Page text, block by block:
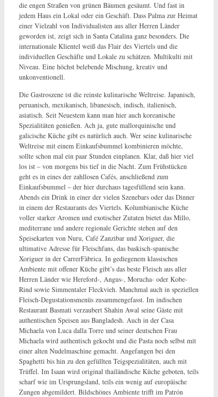
die engen Straßen von grünen Bäumen gesäumt. Und fast in
jedem Haus ein Lokal oder ein Geschäft. Dass Palma zur Heimat
einer Vielzahl von Individualisten aus aller Herren Länder
geworden ist, zeigt sich in Santa Catalina ganz besonders. Die
internationale Klientel weiß das Flair des Viertels und die
individuellen Geschäfte und Lokale zu schätzen. Multikulti mit
Niveau. Eine höchst belebende Mischung, kreativ und
unkonventionell.
Die Gastroszene ist die reinste kulinarische Weltreise. Japanisch,
peruanisch, mexikanisch, libanesisch, indisch, italienisch,
asiatisch. Seit Neuestem kann man hier auch koreanische
Spezialitäten genießen. Ach ja, gute mallorquinische und
galicische Küche gibt es natürlich auch. Wer seine kulinarische
Weltreise mit einem Einkaufsbummel kombinieren möchte,
sollte schon mal ein paar Stunden einplanen. Klar, daß hier viel
los ist – von morgens bis tief in die Nacht. Zum Frühstücken
geht es in eines der zahllosen Cafés, anschließend zum
Einkaufsbummel – der hier durchaus tagesfüllend sein kann.
Abends ein Drink in einer der vielen Szenebars oder das Dinner
in einem der Restaurants des Viertels. Kolumbianische Küche
voller starker Aromen und exotischer Zutaten bietet das Millo,
mediterrane und andere regionale Gerichte stehen auf den
Speisekarten von Nuru, Café Zanzibar und Xoriguer, die
ultimative Adresse für Fleischfans, das baskisch-spanische
Xoriguer in der CarrerFàbrica. In gediegenem klassischen
Ambiente mit offener Küche gibt’s das beste Fleisch aus aller
Herren Länder wie Hereford-, Angus-, Morucha- oder Kobe-
Rind sowie Simmentaler Fleckvieh. Manchmal auch in speziellen
Fleisch-Degustationsmenüs zusammengefasst. Im indischen
Restaurant Basmati verzaubert Shahin Awal seine Gäste mit
authentischen Speisen aus Bangladesh. Auch in der Casa
Michaela von Luca dalla Torre und seiner deutschen Frau
Michaela wird authentisch gekocht und die Pasta noch selbst mit
einer alten Nudelmaschine gemacht. Angefangen bei den
Spaghetti bis hin zu den gefüllten Teigspezialitäten, auch mit
Trüffel. Im Isaan wird original thailändische Küche geboten, teils
scharf wie im Ursprungsland, teils ein wenig auf europäische
Zungen abgemildert. Bildschönes Ambiente trifft im Patrón